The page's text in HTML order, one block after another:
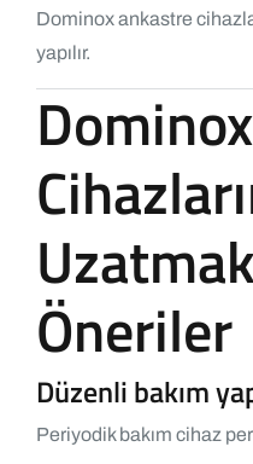
Dominox ankastre
yapılır.
Dominox
Öneriler
Düzenli bakım
Periyodik bakım cihaz